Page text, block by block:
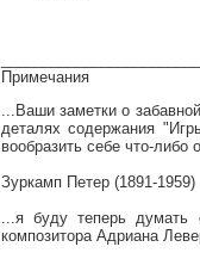
Примечания
...Ваши заметки о
деталях содержания
вообразить себе что-либо
Зуркамп Петер (1891-
...я буду теперь
композитора Адриана